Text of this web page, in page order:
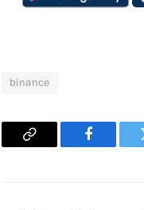
binance
Copy
Facebook